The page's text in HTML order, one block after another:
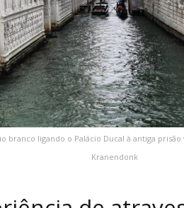
branco ligando o Palácio Ducal à antiga
Kranendonk